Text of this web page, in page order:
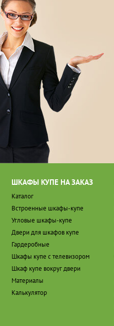
ШКАФЫ КУПЕ НА ЗАКАЗ
Каталог
Встроенные шкафы-купе
Угловые шкафы-купе
Двери для шкафов купе
Гардеробные
Шкафы купе с телевизором
Шкаф купе вокруг двери
Материалы
Калькулятор